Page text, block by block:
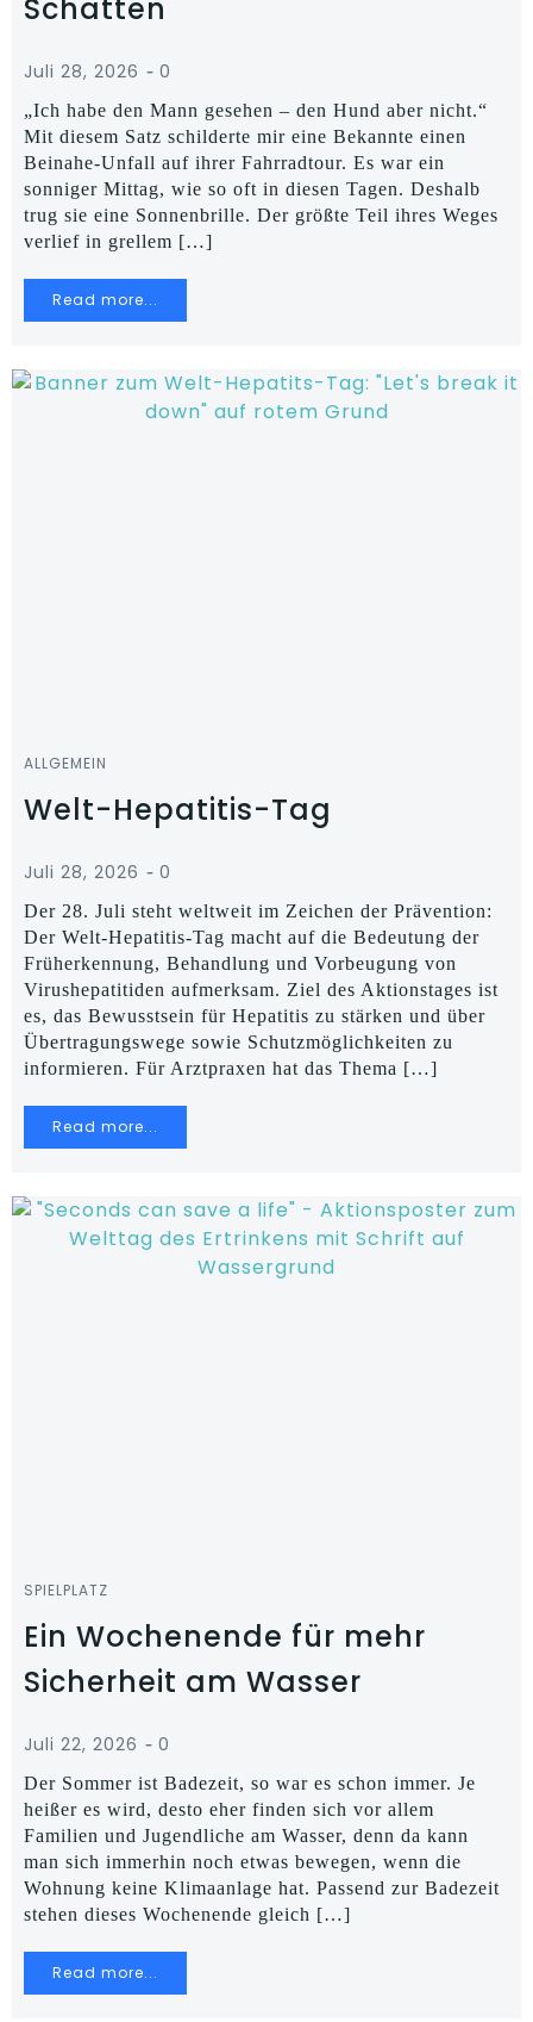
Schatten
Juli 28, 2026 - 0
„Ich habe den Mann gesehen – den Hund aber nicht.“
Mit diesem Satz schilderte mir eine Bekannte einen
Beinahe-Unfall auf ihrer Fahrradtour. Es war ein
sonniger Mittag, wie so oft in diesen Tagen. Deshalb
trug sie eine Sonnenbrille. Der größte Teil ihres Weges
verlief in grellem […]
Read more...
ALLGEMEIN
Welt-Hepatitis-Tag
Juli 28, 2026 - 0
Der 28. Juli steht weltweit im Zeichen der Prävention:
Der Welt-Hepatitis-Tag macht auf die Bedeutung der
Früherkennung, Behandlung und Vorbeugung von
Virushepatitiden aufmerksam. Ziel des Aktionstages ist
es, das Bewusstsein für Hepatitis zu stärken und über
Übertragungswege sowie Schutzmöglichkeiten zu
informieren. Für Arztpraxen hat das Thema […]
Read more...
SPIELPLATZ
Ein Wochenende für mehr
Sicherheit am Wasser
Juli 22, 2026 - 0
Der Sommer ist Badezeit, so war es schon immer. Je
heißer es wird, desto eher finden sich vor allem
Familien und Jugendliche am Wasser, denn da kann
man sich immerhin noch etwas bewegen, wenn die
Wohnung keine Klimaanlage hat. Passend zur Badezeit
stehen dieses Wochenende gleich […]
Read more...